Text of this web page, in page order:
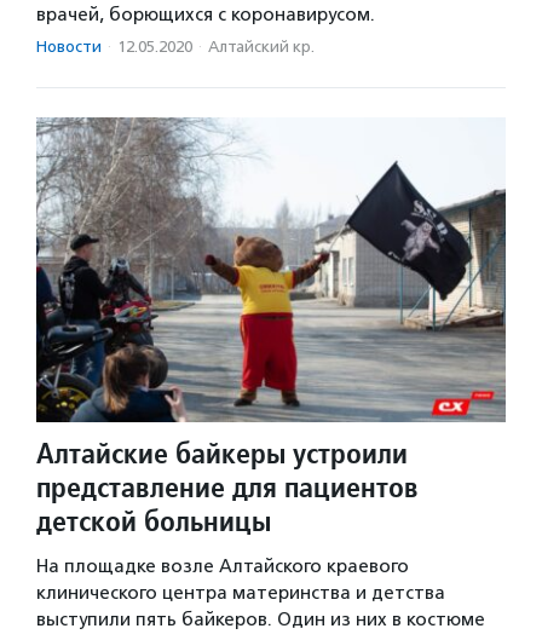
врачей, борющихся с коронавирусом.
Новости · 12.05.2020 · Алтайский кр.
Алтайские байкеры устроили
представление для пациентов
детской больницы
На площадке возле Алтайского краевого
клинического центра материнства и детства
выступили пять байкеров. Один из них в костюме